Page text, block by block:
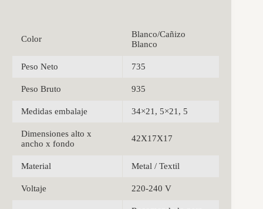
Color
Blanco/Cañizo
Blanco
Peso Neto 735
Peso Bruto 935
Medidas embalaje 34×21, 5×21, 5
Dimensiones alto x
ancho x fondo
42X17X17
Material Metal / Textil
Voltaje 220-240 V